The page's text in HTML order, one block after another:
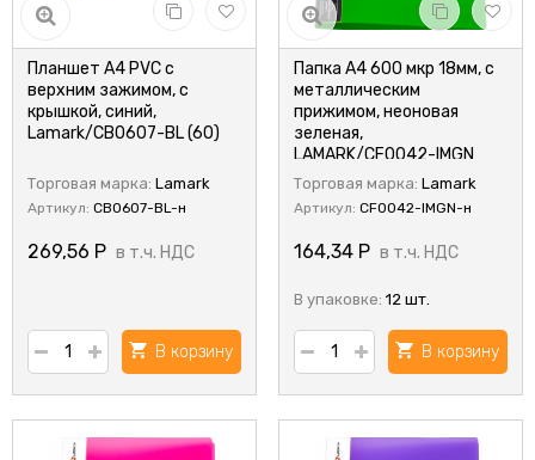
Планшет А4 PVC с
верхним зажимом, с
крышкой, синий,
Lamark/CB0607-BL (60)
Торговая марка: Lamark
Артикул: CB0607-BL-н
269,56 Р в т.ч. НДС
В корзину
Папка А4 600 мкр 18мм, с
металлическим
прижимом, неоновая
зеленая,
LAMARK/CF0042-IMGN
(12/72)
Торговая марка: Lamark
Артикул: CF0042-IMGN-н
164,34 Р в т.ч. НДС
В упаковке: 12 шт.
В корзину